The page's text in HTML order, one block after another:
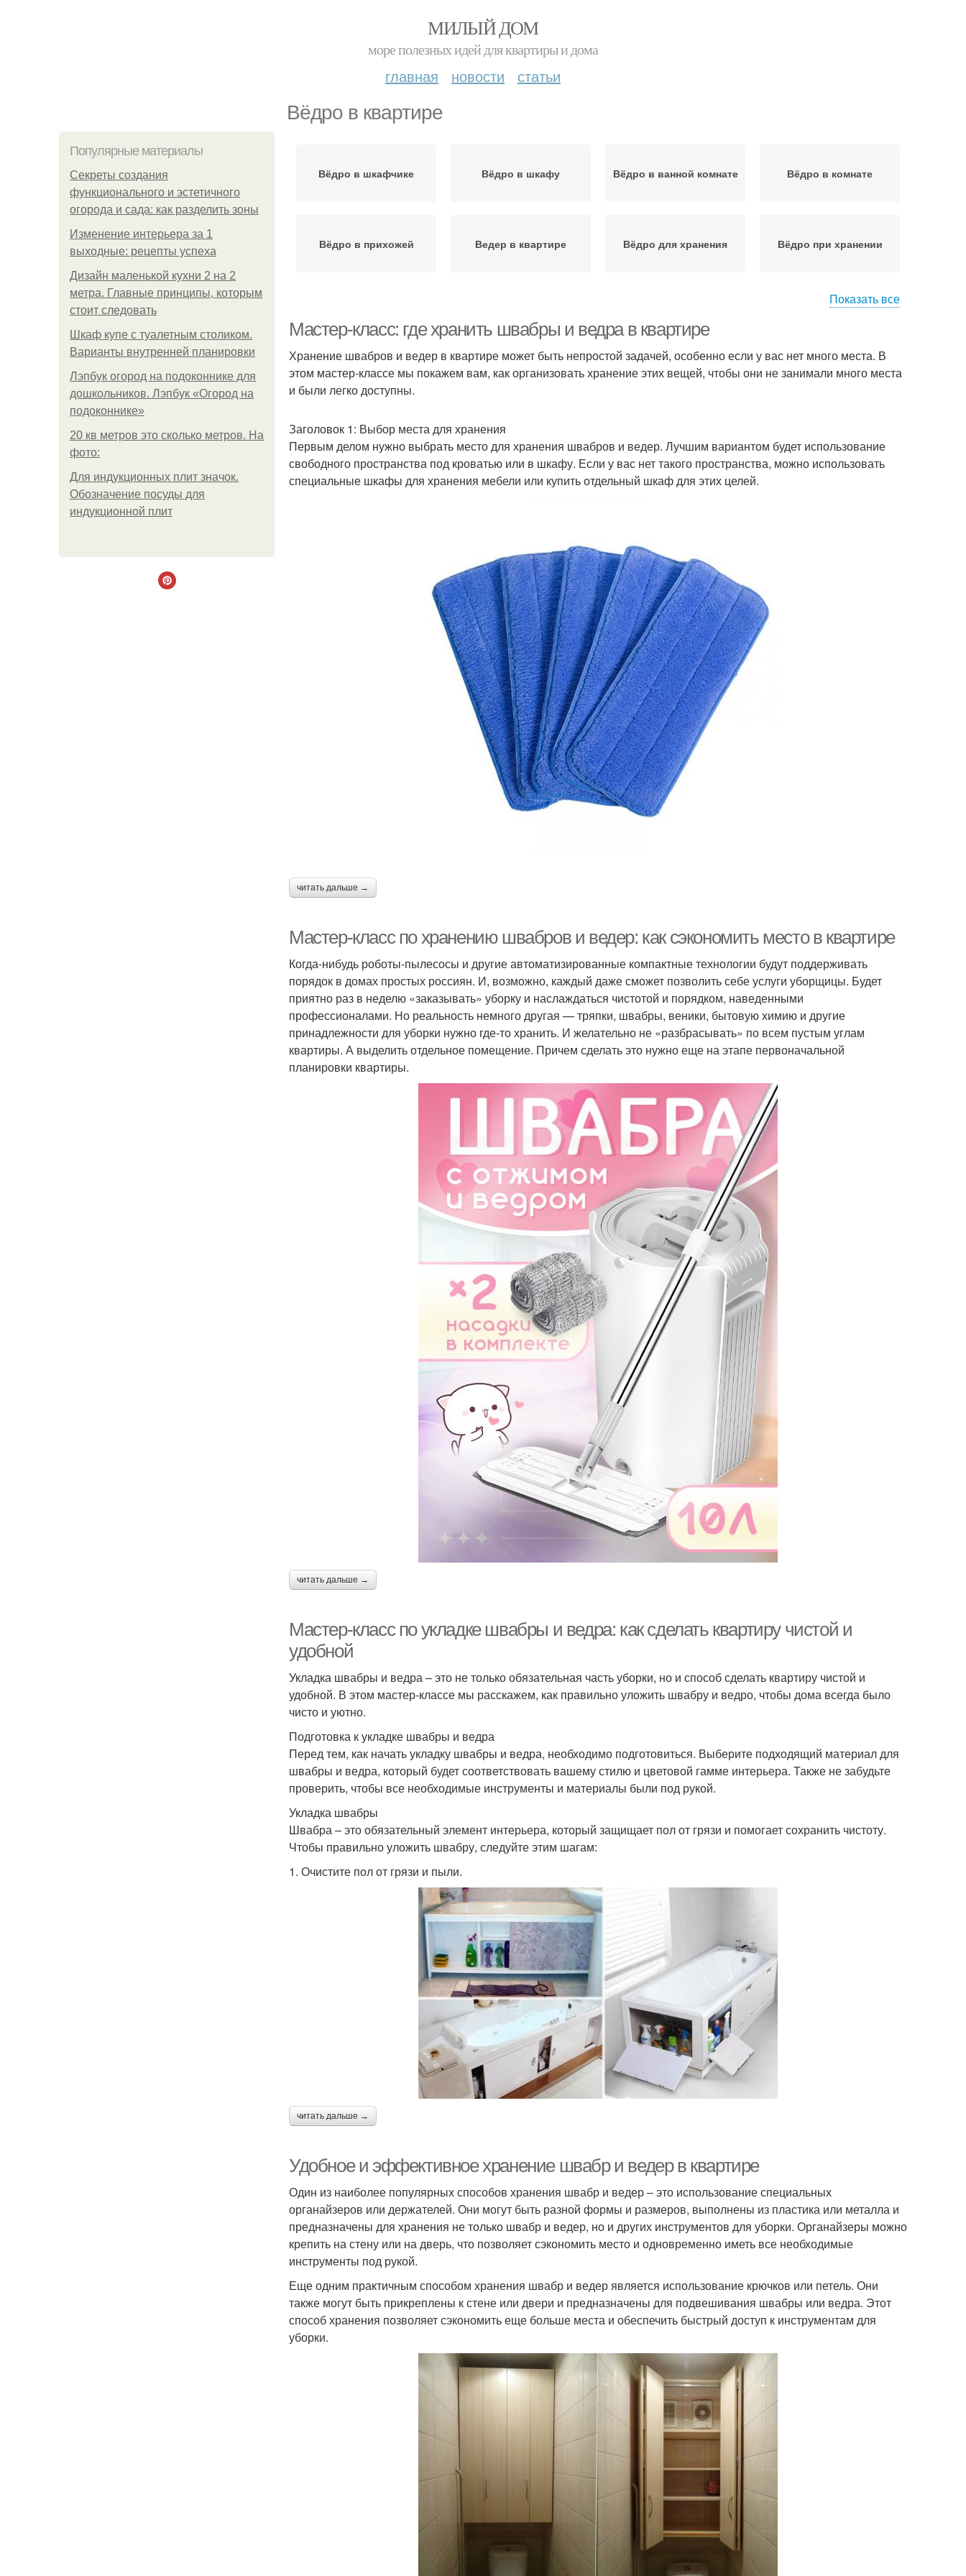
МИЛЫЙ ДОМ
море полезных идей для квартиры и дома
главная новости статьи
Вёдро в квартире
Популярные материалы
Секреты создания
функционального и эстетичного
огорода и сада: как разделить зоны
Изменение интерьера за 1
выходные: рецепты успеха
Дизайн маленькой кухни 2 на 2
метра. Главные принципы, которым
стоит следовать
Шкаф купе с туалетным столиком.
Варианты внутренней планировки
Лэпбук огород на подоконнике для
дошкольников. Лэпбук «Огород на
подоконнике»
20 кв метров это сколько метров. На
фото:
Для индукционных плит значок.
Обозначение посуды для
индукционной плит
Вёдро в шкафчике Вёдро в шкафу Вёдро в ванной комнате Вёдро в комнате
Вёдро в прихожей Ведер в квартире Вёдро для хранения Вёдро при хранении
квартире
Загрязнения в квартире
Показать все
Мастер-класс: где хранить швабры и ведра в квартире
Хранение швабров и ведер в квартире может быть непростой задачей, особенно если у вас нет много места. В
этом мастер-классе мы покажем вам, как организовать хранение этих вещей, чтобы они не занимали много места
и были легко доступны.
Заголовок 1: Выбор места для хранения
Первым делом нужно выбрать место для хранения швабров и ведер. Лучшим вариантом будет использование
свободного пространства под кроватью или в шкафу. Если у вас нет такого пространства, можно использовать
специальные шкафы для хранения мебели или купить отдельный шкаф для этих целей.
читать дальше →
Мастер-класс по хранению швабров и ведер: как сэкономить место в квартире
Когда-нибудь роботы-пылесосы и другие автоматизированные компактные технологии будут поддерживать
порядок в домах простых россиян. И, возможно, каждый даже сможет позволить себе услуги уборщицы. Будет
приятно раз в неделю «заказывать» уборку и наслаждаться чистотой и порядком, наведенными
профессионалами. Но реальность немного другая — тряпки, швабры, веники, бытовую химию и другие
принадлежности для уборки нужно где-то хранить. И желательно не «разбрасывать» по всем пустым углам
квартиры. А выделить отдельное помещение. Причем сделать это нужно еще на этапе первоначальной
планировки квартиры.
читать дальше →
Мастер-класс по укладке швабры и ведра: как сделать квартиру чистой и
удобной
Укладка швабры и ведра – это не только обязательная часть уборки, но и способ сделать квартиру чистой и
удобной. В этом мастер-классе мы расскажем, как правильно уложить швабру и ведро, чтобы дома всегда было
чисто и уютно.
Подготовка к укладке швабры и ведра
Перед тем, как начать укладку швабры и ведра, необходимо подготовиться. Выберите подходящий материал для
швабры и ведра, который будет соответствовать вашему стилю и цветовой гамме интерьера. Также не забудьте
проверить, чтобы все необходимые инструменты и материалы были под рукой.
Укладка швабры
Швабра – это обязательный элемент интерьера, который защищает пол от грязи и помогает сохранить чистоту.
Чтобы правильно уложить швабру, следуйте этим шагам:
1. Очистите пол от грязи и пыли.
читать дальше →
Удобное и эффективное хранение швабр и ведер в квартире
Один из наиболее популярных способов хранения швабр и ведер – это использование специальных
органайзеров или держателей. Они могут быть разной формы и размеров, выполнены из пластика или металла и
предназначены для хранения не только швабр и ведер, но и других инструментов для уборки. Органайзеры можно
крепить на стену или на дверь, что позволяет сэкономить место и одновременно иметь все необходимые
инструменты под рукой.
Еще одним практичным способом хранения швабр и ведер является использование крючков или петель. Они
также могут быть прикреплены к стене или двери и предназначены для подвешивания швабры или ведра. Этот
способ хранения позволяет сэкономить еще больше места и обеспечить быстрый доступ к инструментам для
уборки.